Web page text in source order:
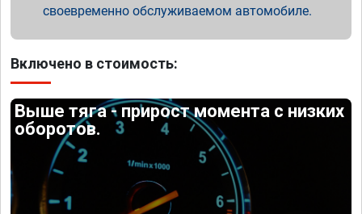
своевременно обслуживаемом автомобиле.
Включено в стоимость:
Выше тяга - прирост момента с низких
оборотов.